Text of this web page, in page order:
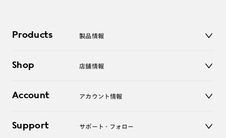
Products 製品情報
サングラス
コンタクトレンズ
アクセサリー
Shop 店舗情報
オンラインショップ
Account アカウント情報
ログアウト
Support サポート・フォロー